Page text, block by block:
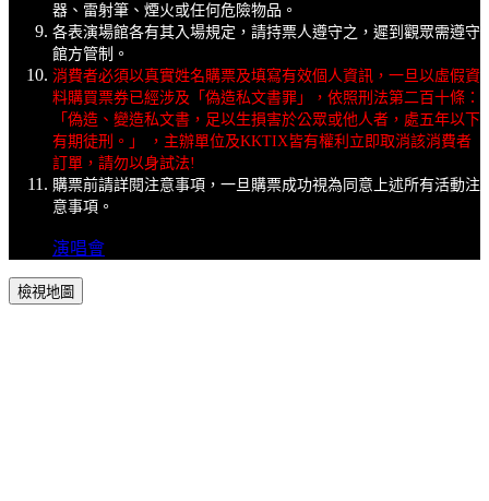
器、雷射筆、煙火或任何危險物品。
各表演場館各有其入場規定，請持票人遵守之，遲到觀眾需遵守
館方管制。
消費者必須以真實姓名購票及填寫有效個人資訊，一旦以虛假資
料購買票券已經涉及「偽造私文書罪」，依照刑法第二百十條：
「偽造、變造私文書，足以生損害於公眾或他人者，處五年以下
有期徒刑。」 ，主辦單位及KKTIX皆有權利立即取消該消費者
訂單，請勿以身試法!
購票前請詳閱注意事項，一旦購票成功視為同意上述所有活動注
意事項。
演唱會
檢視地圖